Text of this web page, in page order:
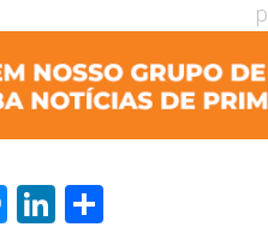
Messenger
LinkedIn